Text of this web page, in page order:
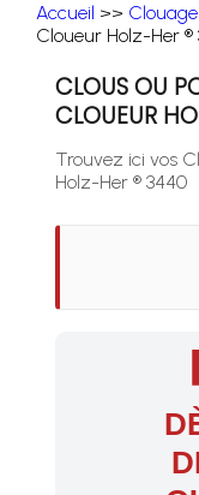
Accueil >> Clouage
Cloueur Holz-Her ®
CLOUS OU
CLOUEUR
Trouvez ici vos
Holz-Her ® 3440